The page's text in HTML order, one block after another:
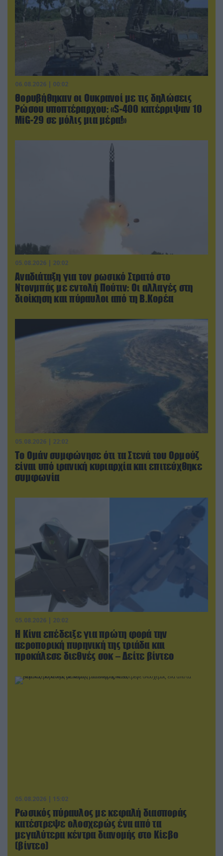
06.08.2026 | 00:02
Θορυβήθηκαν οι Ουκρανοί με τις δηλώσεις
Ρώσου υποπτέραρχου: «S-400 κατέρριψαν 10
MiG-29 σε μόλις μια μέρα!»
05.08.2026 | 20:02
Αναδιάταξη για τον ρωσικό Στρατό στο
Ντονμπάς με εντολή Πούτιν: Οι αλλαγές στη
διοίκηση και πύραυλοι από τη Β.Κορέα
05.08.2026 | 22:02
Το Ομάν συμφώνησε ότι τα Στενά του Ορμούζ
είναι υπό ιρανική κυριαρχία και επιτεύχθηκε
συμφωνία
05.08.2026 | 20:02
Η Κίνα επέδειξε για πρώτη φορά την
αεροπορική πυρηνική της τριάδα και
προκάλεσε διεθνές σοκ – Δείτε βίντεο
05.08.2026 | 15:02
Ρωσικός πύραυλος με κεφαλή διασποράς
κατέστρεψε ολοσχερώς ένα από τα
μεγαλύτερα κέντρα διανομής στο Κίεβο
(βίντεο)